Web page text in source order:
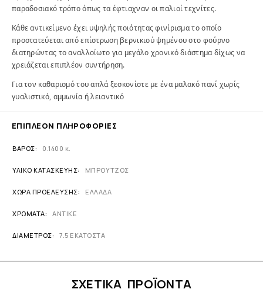
παραδοσιακό τρόπο όπως τα έφτιαχναν οι παλιοί τεχνίτες.
Κάθε αντικείμενο έχει υψηλής ποιότητας φινίρισμα το οποίο
προστατεύεται από επίστρωση βερνικιού ψημένου στο φούρνο
διατηρώντας το αναλλοίωτο για μεγάλο χρονικό διάστημα δίχως να
χρειάζεται επιπλέον συντήρηση.
Για τον καθαρισμό του απλά ξεσκονίστε με ένα μαλακό πανί χωρίς
γυαλιστικό, αμμωνία ή λειαντικό
ΕΠΙΠΛΈΟΝ ΠΛΗΡΟΦΟΡΊΕΣ
ΒΆΡΟΣ 0.1400 κ.
ΥΛΙΚΌ ΚΑΤΑΣΚΕΥΉΣ ΜΠΡΟΥΤΖΟΣ
ΧΏΡΑ ΠΡΟΈΛΕΥΣΗΣ ΕΛΛΑΔΑ
ΧΡΏΜΑΤΑ ΑΝΤΙΚΕ
ΔΙΆΜΕΤΡΟΣ 7.5 ΕΚΑΤΟΣΤΑ
ΣΧΕΤΙΚΆ ΠΡΟΪΌΝΤΑ